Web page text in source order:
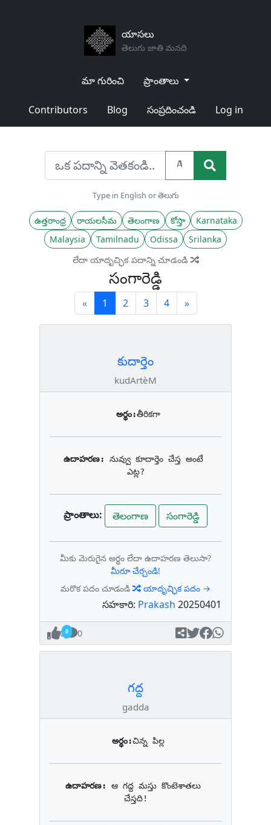
యాసలు
తెలుగు జాతి మనది
మా గురించి ప్రాంతాలు
Contributors Blog సంప్రదించండి Log in
A
Type in English or తెలుగు
ఉత్తరాంధ్ర రాయలసీమ తెలంగాణ కోస్తా
Karnataka
Malaysia
Tamilnadu Odissa
Srilanka
లేదా యాదృచ్ఛిక పదాన్ని చూడండి
సంగారెడ్డి
« 1 (current)
2 3 4 »Next
కుదార్తెం
kudArtèM
అర్థం:తీరికగా
ఉదాహరణ: నువ్వు కూదార్తెం చేస్త అంటే
ఎట్ల?
ప్రాంతాలు: తెలంగాణ సంగారెడ్డి
మీకు మెరుగైన అర్థం లేదా ఉదాహరణ తెలుసా?
మీరూ చేర్చండి!
మరొక పదం చూడండి
యాదృచ్ఛిక పదం →
సహకారి: Prakash 20250401
0 0
గద్ద
gadda
అర్థం:చిన్న పిల్ల
ఉదాహరణ: ఆ గద్ద మస్తు కొంటెశాతలు
చేస్తది!